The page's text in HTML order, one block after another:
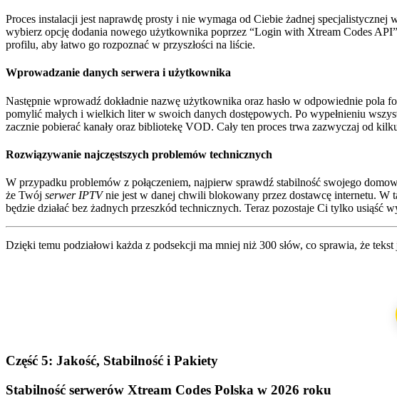
Proces instalacji jest naprawdę prosty i nie wymaga od Ciebie żadnej
wybierz opcję dodania nowego użytkownika poprzez “Login with Xtream Codes
profilu, aby łatwo go rozpoznać w przyszłości na liście.
Wprowadzanie danych serwera i użytkownika
Następnie wprowadź dokładnie nazwę użytkownika oraz hasło w odpowiednie
pomylić małych i wielkich liter w swoich danych dostępowych. Po wypełnieniu
zacznie pobierać kanały oraz bibliotekę VOD. Cały ten proces trwa zazwyczaj od
Rozwiązywanie najczęstszych problemów technicznych
W przypadku problemów z połączeniem, najpierw sprawdź stabilność swojego
że Twój serwer IPTVnie jest w danej chwili blokowany przez dostawcę internetu. W
będzie działać bez żadnych przeszkód technicznych. Teraz pozostaje Ci tylko usiąść
Dzięki temu podziałowi każda z podsekcji ma mniej niż 300 słów, co sprawia, że
Część 5: Jakość, Stabilność i Pakiety
Stabilność serwerów Xtream Codes Polska w 2026 roku